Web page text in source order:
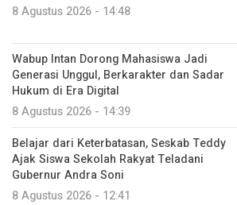
8 Agustus 2026 - 14:48
Wabup Intan Dorong Mahasiswa Jadi
Generasi Unggul, Berkarakter dan Sadar
Hukum di Era Digital
8 Agustus 2026 - 14:39
Belajar dari Keterbatasan, Seskab Teddy
Ajak Siswa Sekolah Rakyat Teladani
Gubernur Andra Soni
8 Agustus 2026 - 12:41